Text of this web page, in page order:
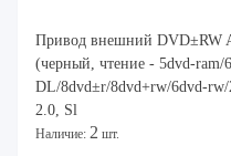
Привод внешний DVD±RW
(черный, чтение - 5dvd-ram/
DL/8dvd±r/8dvd+rw/6dvd-
2.0, Sl
Наличие: 2 шт.